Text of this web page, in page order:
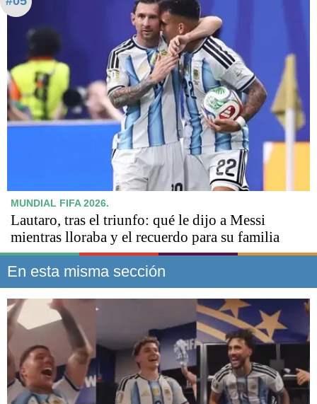
MUNDIAL FIFA 2026.
Lautaro, tras el triunfo: qué le dijo a Messi
mientras lloraba y el recuerdo para su familia
En esta misma sección